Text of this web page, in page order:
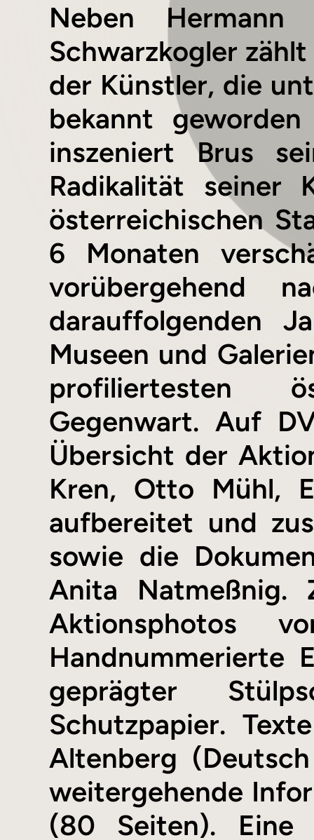
Neben
Schwarzkogler
der Künstler, die
bekannt
inszeniert Brus
Radikalität
österreichischen
6 Monaten
vorübergehend
darauffolgenden
Museen und
profiliertesten
Gegenwart. Auf
Übersicht der
Kren, Otto Mühl,
aufbereitet und
sowie die
Anita Natmeßnig.
Aktionsphotos
Handnummerierte
geprägter
Schutzpapier.
Altenberg
weitergehende
(80 Seiten).